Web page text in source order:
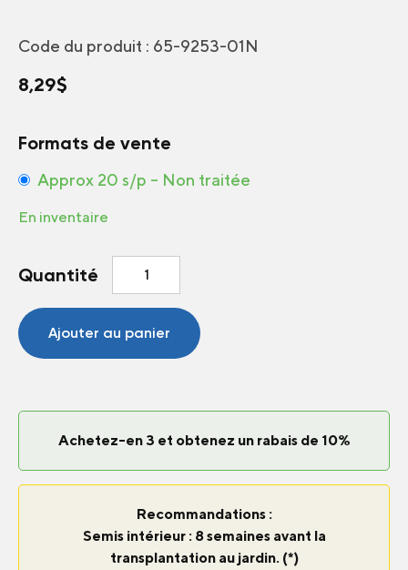
Code du produit : 65-9253-01N
8,29$
Formats de vente
Approx 20 s/p – Non traitée
En inventaire
Quantité
quantité
Tomate
Sugar
Ajouter au panier
Achetez-en 3 et obtenez un rabais de 10%
Recommandations :
Semis intérieur : 8 semaines avant la
transplantation au jardin. (*)